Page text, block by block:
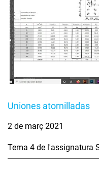
Uniones atornilladas
2 de març 2021
Tema 4 de l'assignatura